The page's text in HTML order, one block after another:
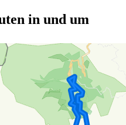
in und um